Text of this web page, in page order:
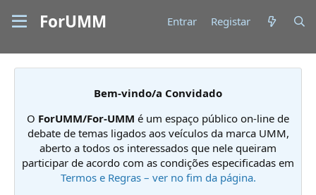
ForUMM Entrar Registar
Bem-vindo/a Convidado
O ForUMM/For-UMM é um espaço público on-line de
debate de temas ligados aos veículos da marca UMM,
aberto a todos os interessados que nele queiram
participar de acordo com as condições especificadas em
Termos e Regras – ver no fim da página.